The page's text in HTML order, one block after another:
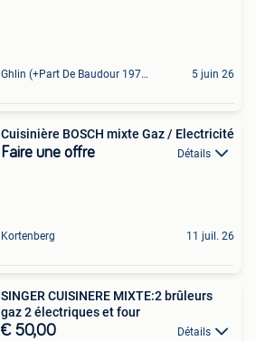
Ghlin (+Part De Baudour 1971) 5 juin 26
Cuisinière BOSCH mixte Gaz / Electricité
Faire une offre Détails
Kortenberg 11 juil. 26
SINGER CUISINERE MIXTE:2 brûleurs
gaz 2 électriques et four
€ 50,00 Détails